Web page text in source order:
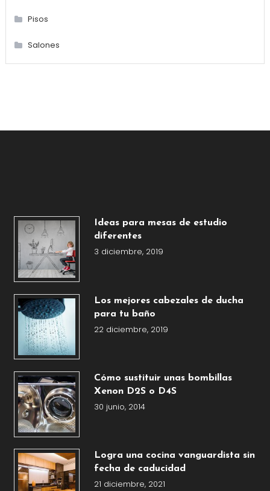
Pisos
Salones
Ideas para mesas de estudio
diferentes
3 diciembre, 2019
Los mejores cabezales de ducha
para tu baño
22 diciembre, 2019
Cómo sustituir unas bombillas
Xenon D2S o D4S
30 junio, 2014
Logra una cocina vanguardista sin
fecha de caducidad
21 diciembre, 2021